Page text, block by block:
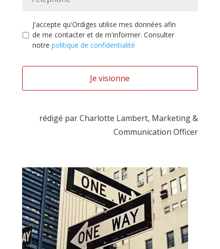
Politique
de
confidentialité *
J'accepte qu'Ordiges utilise mes données afin
de me contacter et de m'informer. Consulter
notre politique de confidentialité
rédigé par Charlotte Lambert, Marketing &
Communication Officer